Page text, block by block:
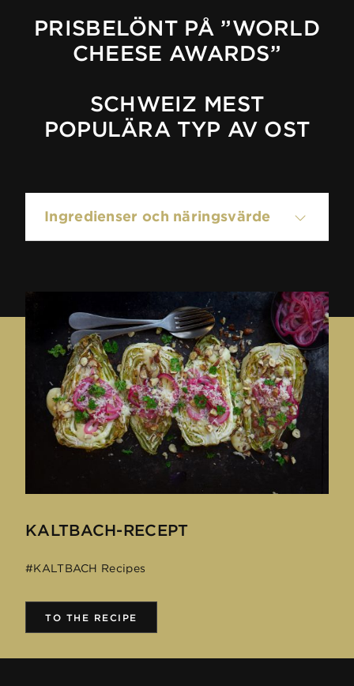
PRISBELÖNT PÅ ”WORLD
CHEESE AWARDS”
SCHWEIZ MEST
POPULÄRA TYP AV OST
Ingredienser och näringsvärde
Energi 1660 kJ (400 kcal)
Fett 32.0g
varav mättade
19.0g
varav socker
Protein 27.0g
KALTBACH-RECEPT
#KALTBACH Recipes
TO THE RECIPE